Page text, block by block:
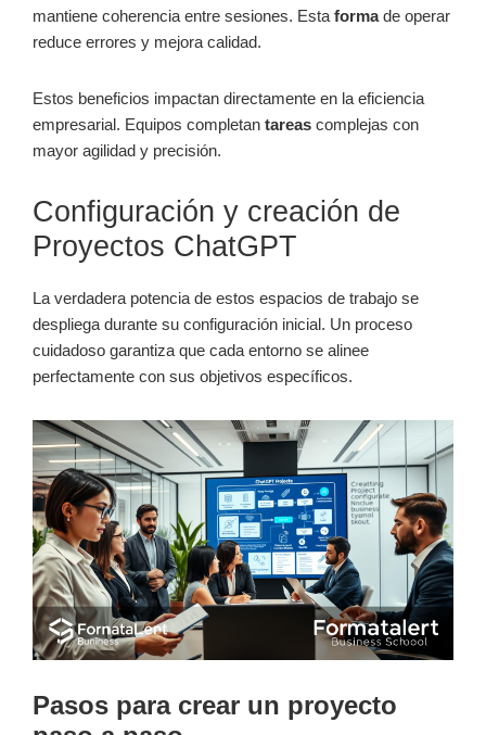
mantiene coherencia entre sesiones. Esta formade operar
reduce errores y mejora calidad.
Estos beneficios impactan directamente en la eficiencia
empresarial. Equipos completan tareas complejas con
mayor agilidad y precisión.
Configuración y creación de
Proyectos ChatGPT
La verdadera potencia de estos espacios de trabajo se
despliega durante su configuración inicial. Un proceso
cuidadoso garantiza que cada entorno se alinee
perfectamente con sus objetivos específicos.
Pasos para crear un proyecto